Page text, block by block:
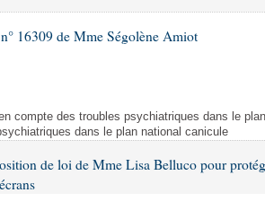
16309 de Mme Ségolène Amiot
compte des troubles psychiatriques dans le
dans le plan national canicule
de loi de Mme Lisa Belluco pour